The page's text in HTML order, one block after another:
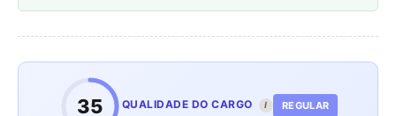
35 QUALIDADE DO CARGO I REGULAR